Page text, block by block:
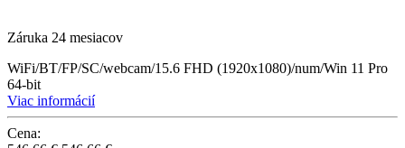
Záruka 24 mesiacov
WiFi/BT/FP/SC/webcam/15.6 FHD (1920x1080)/num/Win 11 Pro
64-bit
Viac informácií
Cena: